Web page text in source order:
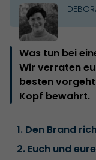
Was tun bei
Wir verraten
besten vorgeht
Kopf bewahrt.
1. Den Brand
2. Euch und